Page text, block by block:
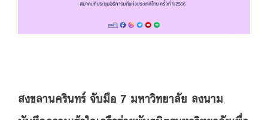
สงขลานครินทร์ จับมือ 7 มหาวิทยาลัย ลงนาม